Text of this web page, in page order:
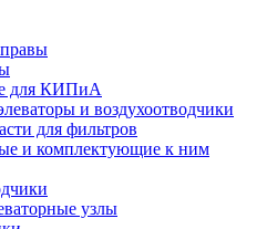
для КИПиА
и воздухоотводчики
для фильтров
и комплектующие к ним
узлы